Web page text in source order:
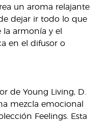
un aroma relajante
dejar ir todo lo que
la armonía y el
en el difusor o
de Young Living, D.
mezcla emocional
Feelings. Esta